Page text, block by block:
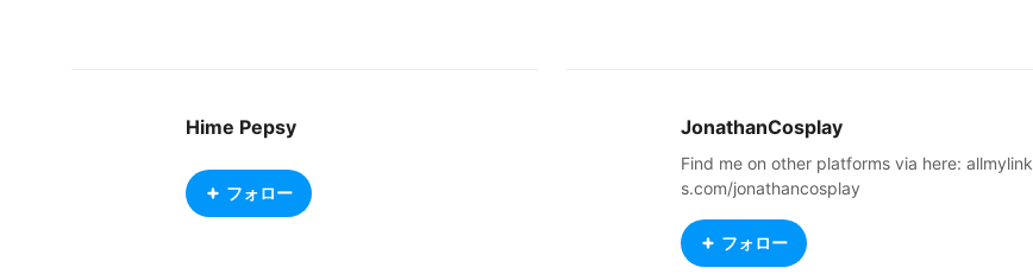
Hime Pepsy
フォロー
JonathanCosplay
Find me on other platforms via here: allmylink
s.com/jonathancosplay
フォロー